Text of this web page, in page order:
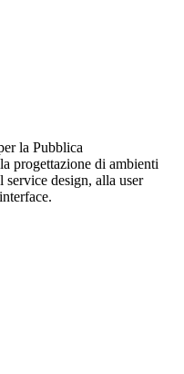
la Pubblica
progettazione di ambienti
design, alla user